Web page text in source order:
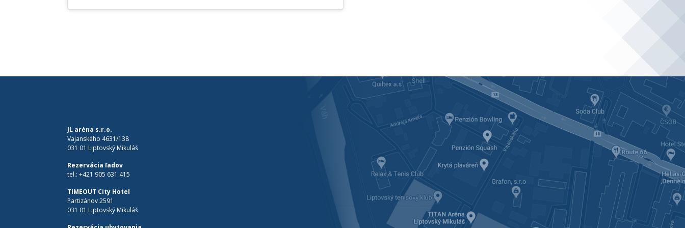
JL aréna s.r.o.
Vajanského 4631/138
031 01 Liptovský Mikuláš
Rezervácia ľadov
tel.: +421 905 631 415
TIMEOUT City Hotel
Partizánov 2591
031 01 Liptovský Mikuláš